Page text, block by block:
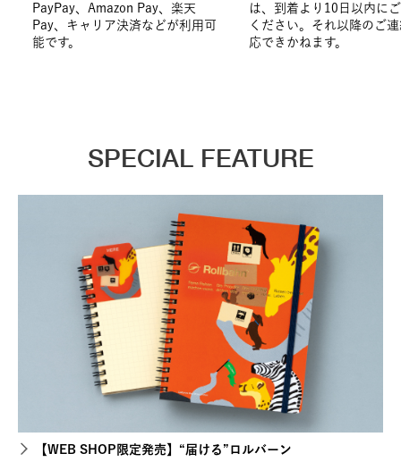
PayPay、Amazon Pay、楽天
Pay、キャリア決済などが利用可
能です。
は、到着より10日以内に
ください。それ以降のご
応できかねます。
SPECIAL FEATURE
【WEB SHOP限定発売】“届ける”ロルバーン